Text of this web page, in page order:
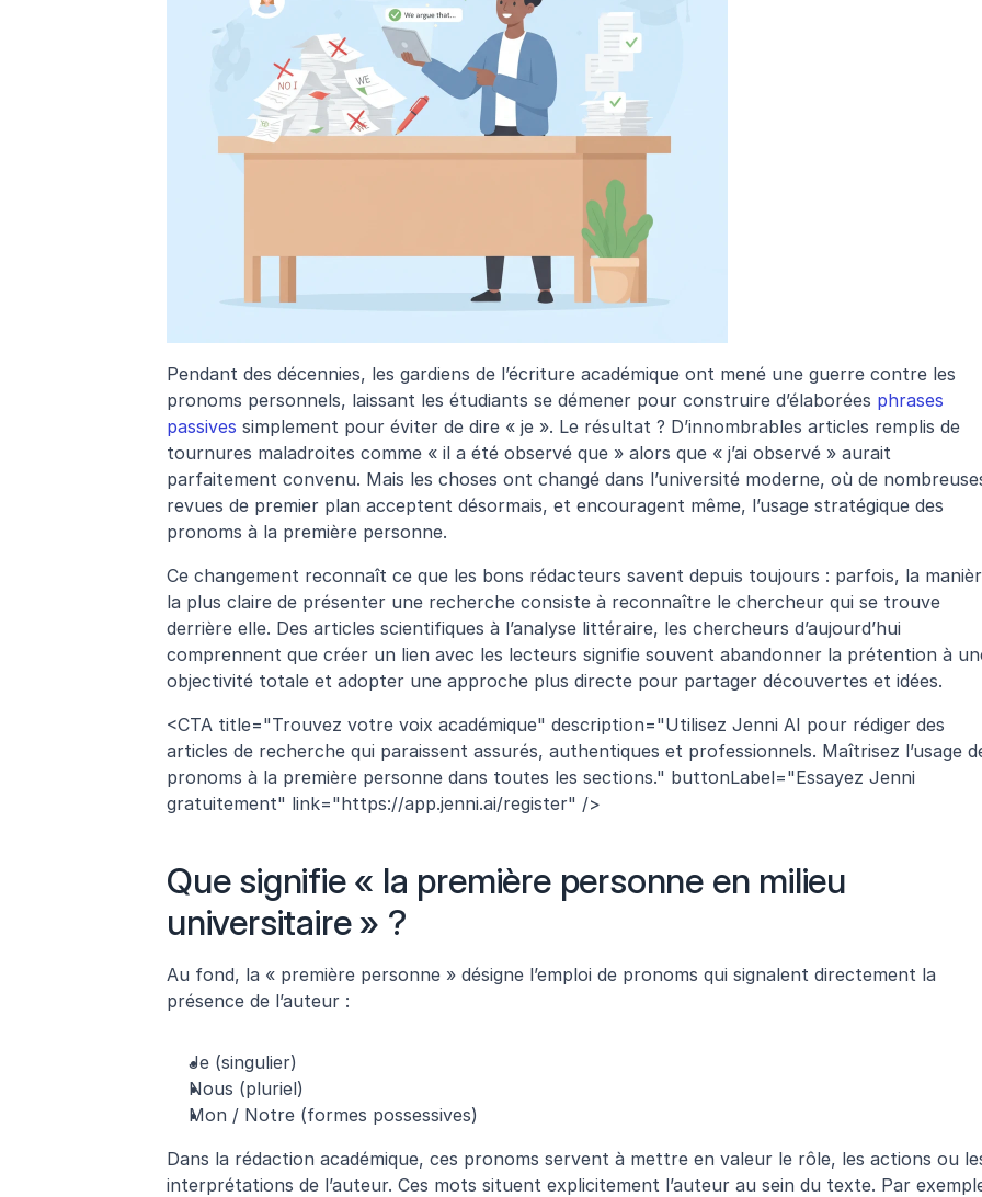
Pendant des décennies, les gardiens de l’écriture académique ont mené une guerre contre les
pronoms personnels, laissant les étudiants se démener pour construire d’élaborées phrases
passives simplement pour éviter de dire « je ». Le résultat ? D’innombrables articles remplis de
tournures maladroites comme « il a été observé que » alors que « j’ai observé » aurait
parfaitement convenu. Mais les choses ont changé dans l’université moderne, où de
revues de premier plan acceptent désormais, et encouragent même, l’usage stratégique des
pronoms à la première personne.
Ce changement reconnaît ce que les bons rédacteurs savent depuis toujours : parfois, la
la plus claire de présenter une recherche consiste à reconnaître le chercheur qui se trouve
derrière elle. Des articles scientifiques à l’analyse littéraire, les chercheurs d’aujourd’hui
comprennent que créer un lien avec les lecteurs signifie souvent abandonner la prétention à
objectivité totale et adopter une approche plus directe pour partager découvertes et idées.
<CTA title="Trouvez votre voix académique" description="Utilisez Jenni AI pour rédiger des
articles de recherche qui paraissent assurés, authentiques et professionnels. Maîtrisez l’usage
pronoms à la première personne dans toutes les sections." buttonLabel="Essayez Jenni
gratuitement" link="https://app.jenni.ai/register" />
Que signifie « la première personne en milieu
universitaire » ?
Au fond, la « première personne » désigne l’emploi de pronoms qui signalent directement la
présence de l’auteur :
Je (singulier)
Nous (pluriel)
Mon / Notre (formes possessives)
Dans la rédaction académique, ces pronoms servent à mettre en valeur le rôle, les actions ou
interprétations de l’auteur. Ces mots situent explicitement l’auteur au sein du texte. Par